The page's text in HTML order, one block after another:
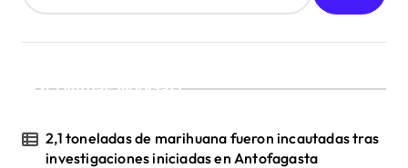
¡Ultimas Noticias!
2,1 toneladas de marihuana fueron incautadas tras
investigaciones iniciadas en Antofagasta